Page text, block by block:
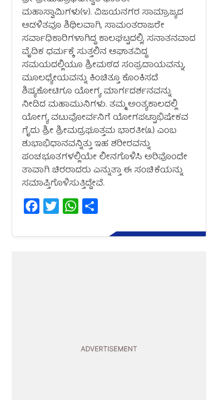
ಮಹಾಸ್ವಾಮಿಗಳು(೪). ವಿಜಯನಗರ ಸಾಮ್ರಾಜ್ಯದ
ಆಡಳಿತವೂ ಶಿಥಿಲವಾಗಿ, ಸಾಮಂತರಾಜರೇ
ಸರ್ವಾಧಿಕಾರಿಗಳಾಗಿದ್ದ ಕಾಲಘಟ್ಟದಲ್ಲಿ, ಸನಾತನವಾದ
ವೈದಿಕ ಧರ್ಮಕ್ಕೆ ಸುತ್ತಲಿನ ಆಘಾತವಿದ್ದ
ಸಮಯದಲ್ಲಿಯೂ ಶ್ರೀಮಠದ ಸಂಪ್ರದಾಯವನ್ನು,
ಮೂಲಧ್ಯೇಯವನ್ನು ಕಿಂಚಿತ್ತೂ ಕೊಂಕಿಸದೆ
ಶಿಷ್ಯಕೋಟಿಗೂ ಯೋಗ್ಯ ಮಾರ್ಗದರ್ಶನವನ್ನು
ನೀಡಿದ ಮಹಾಮುನಿಗಳು. ತಮ್ಮ ಅಂತ್ಯಕಾಲದಲ್ಲಿ
ಯೋಗ್ಯ ವಟುವೋರ್ವನಿಗೆ ಯೋಗಪಟ್ಟಾಭಿಷೇಕವ
ಗೈದು ಶ್ರೀ ಶ್ರೀಮದ್ರಘೂತ್ತಮ ಭಾರತೀ(೩) ಎಂಬ
ಶುಭಾಭಿಧಾನವನ್ನಿತ್ತು ಇಹ ಶರೀರವನ್ನು
ಪಂಚಭೂತಗಳಲ್ಲಿಯೇ ಲೀನಗೊಳಿಸಿ ಅರಿವೊಂದೇ
ತಾವಾಗಿ ಚಿರರಾದರು ಎನ್ನುತ್ತಾ ಈ ಸಂಚಿಕೆಯನ್ನು
ಸಮಾಪ್ತಿಗೊಳಿಸುತ್ತಿದ್ದೇವೆ.
Facebook
TwitterWhatsApp